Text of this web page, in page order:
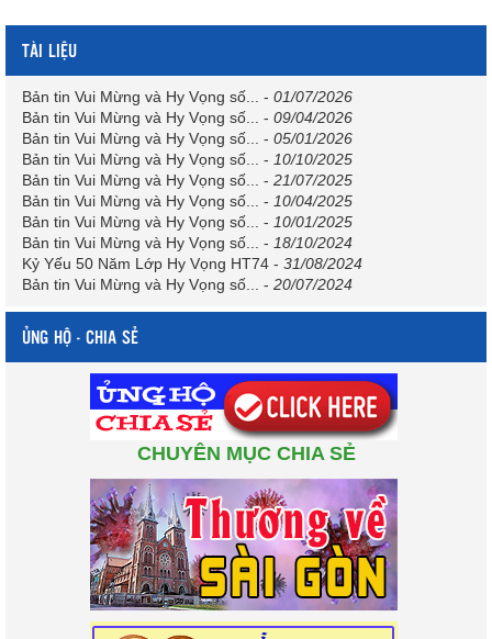
TÀI LIỆU
Bản tin Vui Mừng và Hy Vọng số... - 01/07/2026
Bản tin Vui Mừng và Hy Vọng số...
- 09/04/2026
Bản tin Vui Mừng và Hy Vọng số...
- 05/01/2026
Bản tin Vui Mừng và Hy Vọng số...
- 10/10/2025
Bản tin Vui Mừng và Hy Vọng số...
- 21/07/2025
Bản tin Vui Mừng và Hy Vọng số...
- 10/04/2025
Bản tin Vui Mừng và Hy Vọng số...
- 10/01/2025
Bản tin Vui Mừng và Hy Vọng số...
- 18/10/2024
Kỷ Yếu 50 Năm Lớp Hy Vọng HT74 - 31/08/2024
Bản tin Vui Mừng và Hy Vọng số...
- 20/07/2024
ỦNG HỘ - CHIA SẺ
CHUYÊN MỤC CHIA SẺ